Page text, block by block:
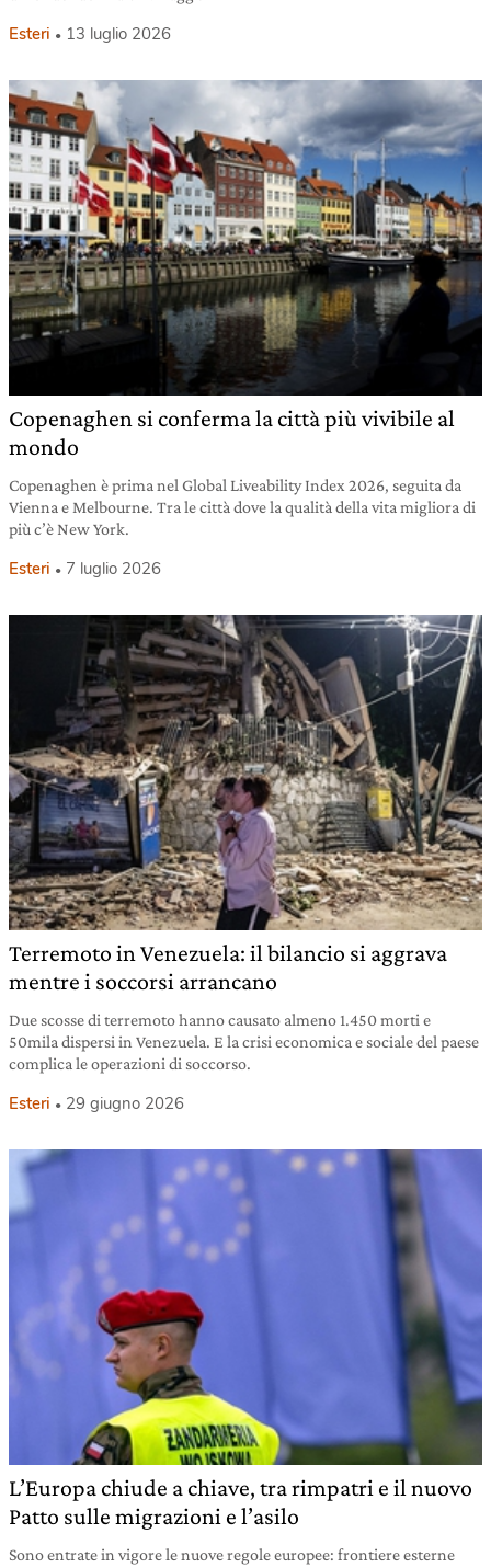
Esteri 13 luglio 2026
Copenaghen si conferma la città più vivibile al
mondo
Copenaghen è prima nel Global Liveability Index 2026, seguita da
Vienna e Melbourne. Tra le città dove la qualità della vita migliora di
più c’è New York.
Esteri 7 luglio 2026
Terremoto in Venezuela: il bilancio si aggrava
mentre i soccorsi arrancano
Due scosse di terremoto hanno causato almeno 1.450 morti e
50mila dispersi in Venezuela. E la crisi economica e sociale del paese
complica le operazioni di soccorso.
Esteri 29 giugno 2026
L’Europa chiude a chiave, tra rimpatri e il nuovo
Patto sulle migrazioni e l’asilo
Sono entrate in vigore le nuove regole europee: frontiere esterne